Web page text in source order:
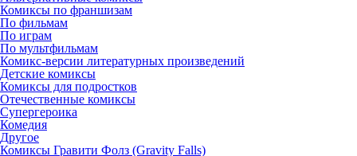
Комиксы по франшизам
По фильмам
По играм
По мультфильмам
Комикс-версии литературных произведений
Детские комиксы
Комиксы для подростков
Отечественные комиксы
Супергероика
Комедия
Другое
Комиксы Гравити Фолз (Gravity Falls)